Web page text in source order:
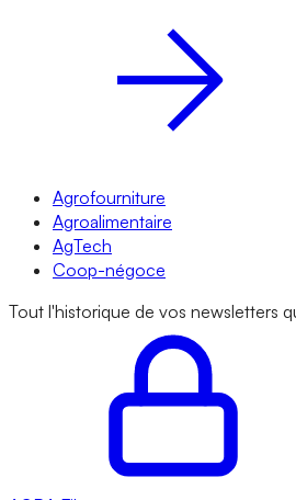
Agrofourniture
Agroalimentaire
AgTech
Coop-négoce
Tout l'historique de vos newsletters